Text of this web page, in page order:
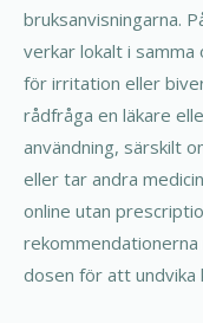
bruksanvisningarna.
verkar lokalt i samma
för irritation eller
rådfråga en läkare
användning, särskilt
eller tar andra
online utan
dosen för att undvika